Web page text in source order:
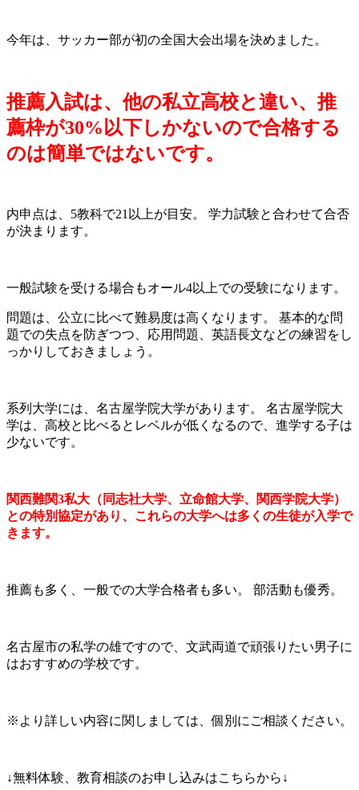
今年は、サッカー部が初の全国大会出場を決めました。
推薦入試は、他の私立高校と違い、推
薦枠が30%以下しかないので合格する
のは簡単ではないです。
内申点は、5教科で21以上が目安。 学力試験と合わせて合否
が決まります。
一般試験を受ける場合もオール4以上での受験になります。
問題は、公立に比べて難易度は高くなります。 基本的な問
題での失点を防ぎつつ、応用問題、英語長文などの練習をし
っかりしておきましょう。
系列大学には、名古屋学院大学があります。 名古屋学院大
学は、高校と比べるとレベルが低くなるので、進学する子は
少ないです。
関西難関3私大（同志社大学、立命館大学、関西学院大学）
との特別協定があり、これらの大学へは多くの生徒が入学で
きます。
推薦も多く、一般での大学合格者も多い。 部活動も優秀。
名古屋市の私学の雄ですので、文武両道で頑張りたい男子に
はおすすめの学校です。
※より詳しい内容に関しましては、個別にご相談ください。
↓無料体験、教育相談のお申し込みはこちらから↓